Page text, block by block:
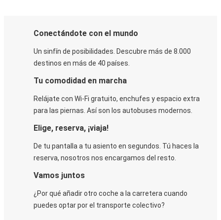
Conectándote con el mundo
Un sinfín de posibilidades. Descubre más de 8.000
destinos en más de 40 países.
Tu comodidad en marcha
Relájate con Wi-Fi gratuito, enchufes y espacio extra
para las piernas. Así son los autobuses modernos.
Elige, reserva, ¡viaja!
De tu pantalla a tu asiento en segundos. Tú haces la
reserva, nosotros nos encargamos del resto.
Vamos juntos
¿Por qué añadir otro coche a la carretera cuando
puedes optar por el transporte colectivo?